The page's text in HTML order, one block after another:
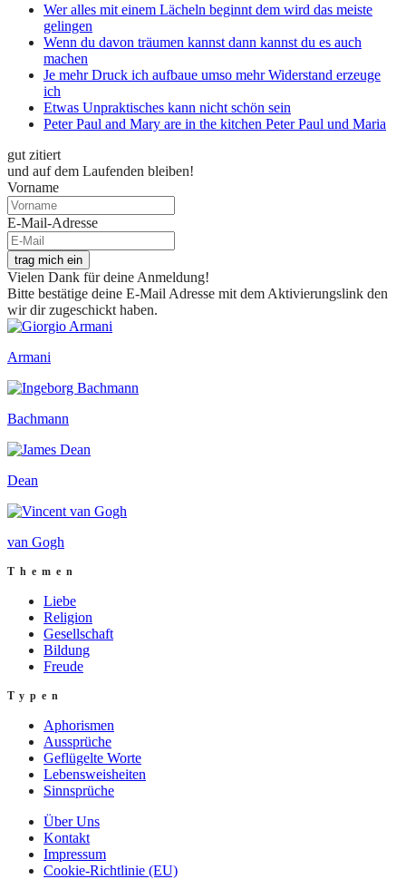
Wer alles mit einem Lächeln beginnt dem wird das meiste
gelingen
Wenn du davon träumen kannst dann kannst du es auch
machen
Je mehr Druck ich aufbaue umso mehr Widerstand erzeuge
ich
Etwas Unpraktisches kann nicht schön sein
Peter Paul and Mary are in the kitchen Peter Paul und Maria
gut zitiert
und auf dem Laufenden bleiben!
Vorname
E-Mail-Adresse
trag mich ein
Vielen Dank für deine Anmeldung!
Bitte bestätige deine E-Mail Adresse mit dem Aktivierungslink den
wir dir zugeschickt haben.
Armani
Bachmann
Dean
van Gogh
Themen
Liebe
Religion
Gesellschaft
Bildung
Freude
Typen
Aphorismen
Aussprüche
Geflügelte Worte
Lebensweisheiten
Sinnsprüche
Über Uns
Kontakt
Impressum
Cookie-Richtlinie (EU)